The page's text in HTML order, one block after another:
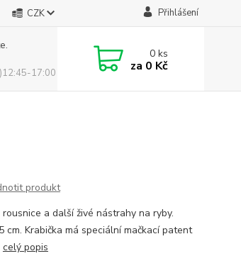
CZK Přihlášení
17:00
0ks
za 0 Kč
produkt
rousnice a další živé nástrahy na ryby.
cm. Krabička má speciální mačkací patent
celý popis